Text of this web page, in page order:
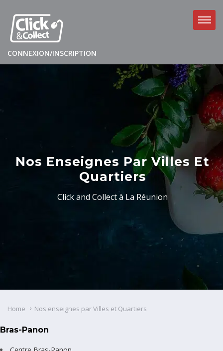
CONNEXION/INSCRIPTION
Nos Enseignes Par Villes Et
Quartiers
Click and Collect à La Réunion
Home Nos enseignes par Villes et Quartiers
Bras-Panon